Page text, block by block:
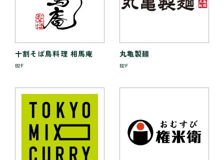
十割そば鳥料理 相馬庵
B2F
丸亀製麺
B2F